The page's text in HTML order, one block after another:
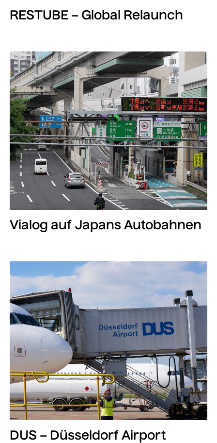
RESTUBE – Global Relaunch
Vialog auf Japans Autobahnen
DUS – Düsseldorf Airport